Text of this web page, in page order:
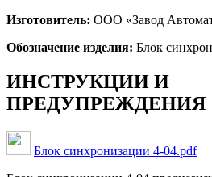
Изготовитель: ООО «Завод
Обозначение изделия: Блок
ИНСТРУКЦИИ И
ПРЕДУПРЕЖДЕНИЯ
Блок синхронизации 4-04.pdf